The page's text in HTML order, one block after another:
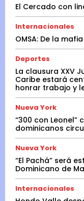
El Cercado con
Internacionales
OMSA: De la
Deportes
La clausura XXV
Caribe estará
honrar trabajo y
Nueva York
“300 con
dominicanos
Nueva York
“El Pachá” será
Dominicano de
Internacionales